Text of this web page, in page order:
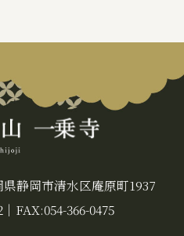
静岡市清水区庵原町1937
｜ FAX:054-366-0475